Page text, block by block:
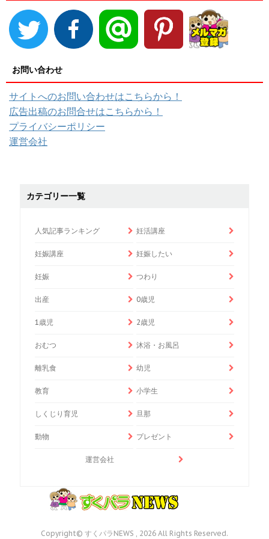
お問い合わせ
サイトへのお問い合わせはこちらから！
広告出稿のお問合せはこちらから！
プライバシーポリシー
運営会社
カテゴリー一覧
人気記事ランキング 妊活講座
妊娠講座 妊娠したい
妊娠 つわり
出産 0歳児
1歳児 2歳児
おむつ 沐浴・お風呂
離乳食 幼児
教育 小学生
しくじり育児 旦那
動物 プレゼント
運営会社
Copyright© すくパラNEWS , 2026 All Rights Reserved.